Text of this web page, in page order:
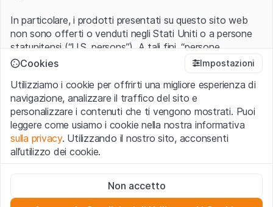
In particolare, i prodotti presentati su questo sito web
non sono offerti o venduti negli Stati Uniti o a persone
statunitensi (“U.S. persons”). A tali fini, “persone
statunitensi” vanno intese nel significato ad esse ascritto
1933 che include le persone residenti negli Stati Uniti
d’America, le società per azioni e le altre forme societarie
americane.
Condizioni di utilizzo e informazioni legali
Con l’accesso al sito web (di seguito, il “Sito”) si dichiara
avvertenze importanti e le condizioni di utilizzo ivi rese
Cookies Impostazioni
Utilizziamo i cookie per offrirti una migliore esperienza di
navigazione, analizzare il traffico del sito e
personalizzare i contenuti che ti vengono mostrati. Puoi
leggere come usiamo i cookie nella nostra informativa
sulla privacy. Utilizzando il nostro sito, acconsenti
all’utilizzo dei cookie.
Questi cookie sono necessari per il funzionamento del sito
web e non possono essere disattivati.
Non accetto